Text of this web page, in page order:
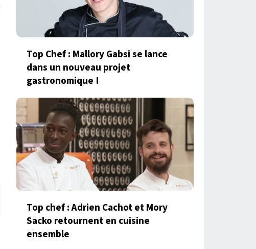
Top Chef : Mallory Gabsi se lance
dans un nouveau projet
gastronomique !
Top chef : Adrien Cachot et Mory
Sacko retournent en cuisine
ensemble